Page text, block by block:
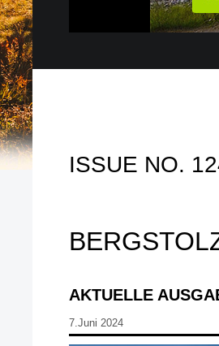
ISSUE NO.
AKTUELLE
7.Juni 2024